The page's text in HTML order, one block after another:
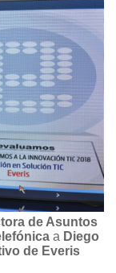
de Asuntos
a Diego
de Everis